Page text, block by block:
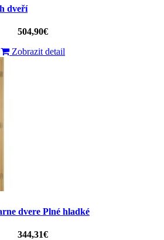
dveří
504,90€
Zobrazit detail
dvere Plné hladké
344,31€